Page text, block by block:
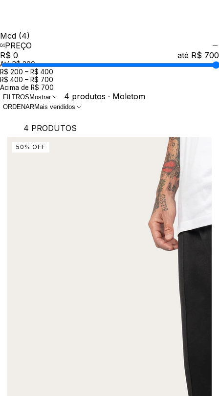
Mcd (4)
PREÇO
R$ 0
até R$ 700
Até R$ 200
R$ 200 – R$ 400
R$ 400 – R$ 700
Acima de R$ 700
FILTROS Mostrar 4 produtos · Moletom
ORDENARMais vendidos
4 PRODUTOS
50 % OFF